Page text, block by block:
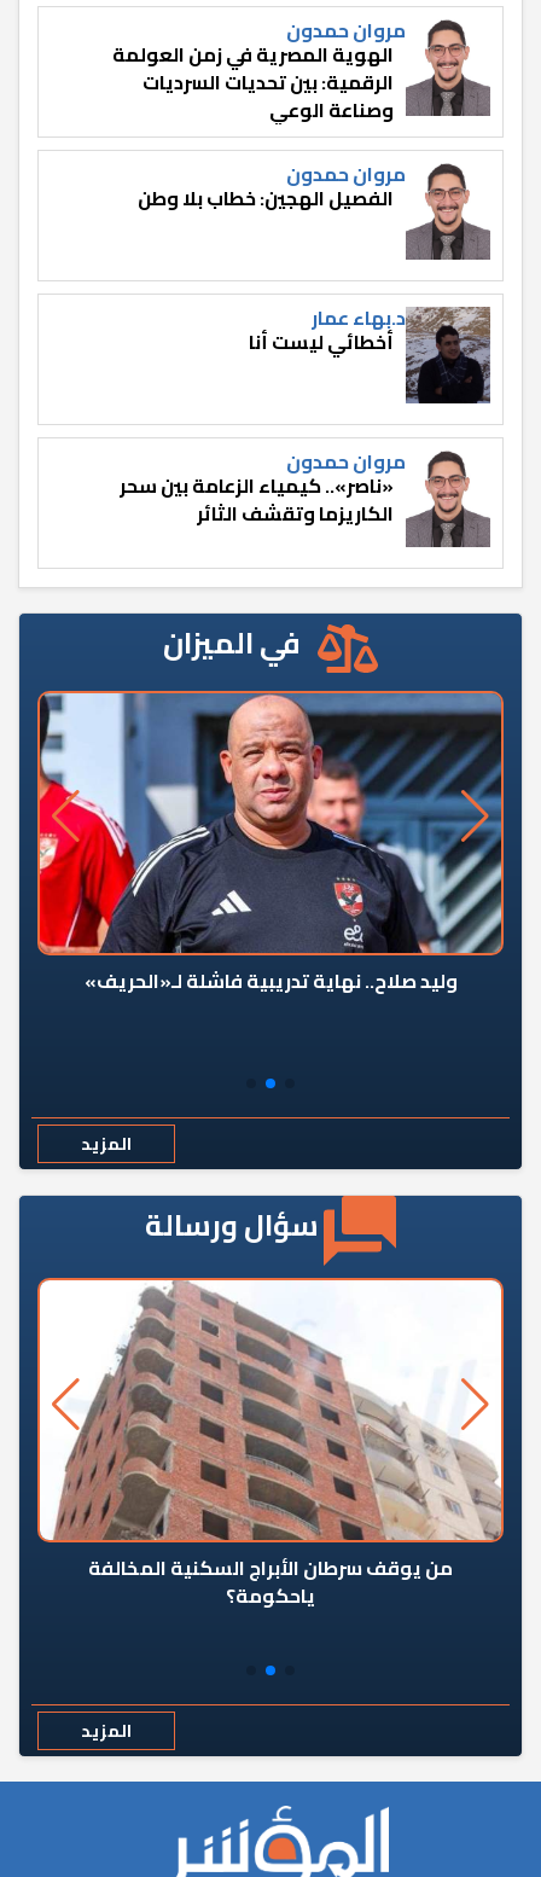
مروان حمدون
الهوية المصرية في زمن العولمة
الرقمية: بين تحديات السرديات
وصناعة الوعي
مروان حمدون
الفصيل الهجين: خطاب بلا وطن
د.بهاء عمار
أخطائي ليست أنا
مروان حمدون
«ناصر».. كيمياء الزعامة بين سحر
الكاريزما وتقشف الثائر
في الميزان
وليد صلاح.. نهاية تدريبية فاشلة لـ«الحريف»
المزيد
سؤال ورسالة
من يوقف سرطان الأبراج السكنية المخالفة
ياحكومة؟
المزيد